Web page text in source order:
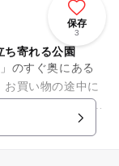
保存
3
寄れる公園
のすぐ奥にある
買い物の途中に
す。 公園内